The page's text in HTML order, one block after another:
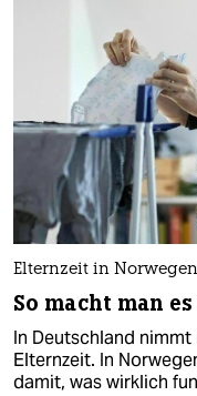
Elternzeit in Norwegen
So macht man
In Deutschland
Elternzeit. In
damit, was wirklich